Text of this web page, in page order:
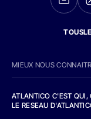
MIEUX NOUS
ATLANTICO C'EST QUI,
LE RESEAU